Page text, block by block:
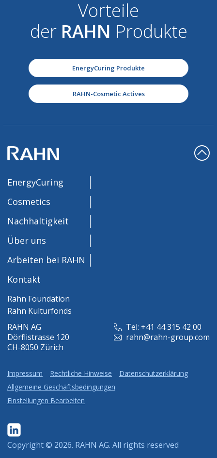
Vorteile
der RAHN Produkte
EnergyCuring Produkte
RAHN-Cosmetic Actives
RAHN AG
Dörflistrasse 120
CH-8050 Zürich
Tel: +41 44 315 42 00
rahn@rahn-group.com
EnergyCuring
Cosmetics
Nachhaltigkeit
Über uns
Arbeiten bei RAHN
Kontakt
Rahn Foundation
Rahn Kulturfonds
Impressum Rechtliche Hinweise
Datenschutzerklärung
Allgemeine Geschäftsbedingungen
Einstellungen Bearbeiten
Copyright © 2026. RAHN AG. All rights reserved